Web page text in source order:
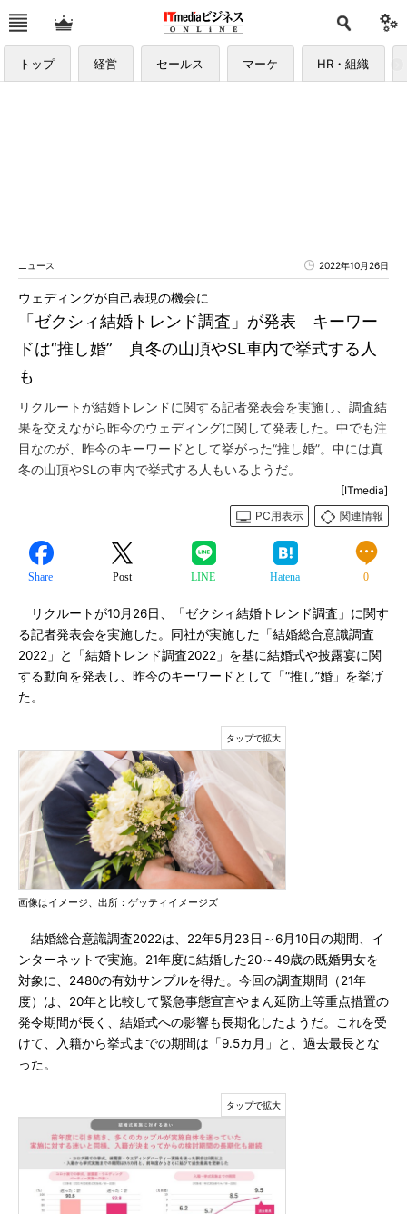
トップ 経営 セールス マーケ HR・組織
ニュース 2022年10月26日
「ゼクシィ結婚トレンド調査」が発表 キーワー
ドは“推し婚” 真冬の山頂やSL車内で挙式する人
も
ウェディングが自己表現の機会に
リクルートが結婚トレンドに関する記者発表会を実施し、調査結
果を交えながら昨今のウェディングに関して発表した。中でも注
目なのが、昨今のキーワードとして挙がった“推し婚”。中には真
冬の山頂やSLの車内で挙式する人もいるようだ。
[ITmedia]
PC用表示
関連情報
Share Post LINE Hatena 0
リクルートが10月26日、「ゼクシィ結婚トレンド調査」に関す
る記者発表会を実施した。同社が実施した「結婚総合意識調査
2022」と「結婚トレンド調査2022」を基に結婚式や披露宴に関
する動向を発表し、昨今のキーワードとして「“推し”婚」を挙げ
た。
画像はイメージ、出所：ゲッティイメージズ
結婚総合意識調査2022は、22年5月23日～6月10日の期間、イ
ンターネットで実施。21年度に結婚した20～49歳の既婚男女を
対象に、2480の有効サンプルを得た。今回の調査期間（21年
度）は、20年と比較して緊急事態宣言やまん延防止等重点措置の
発令期間が長く、結婚式への影響も長期化したようだ。これを受
けて、入籍から挙式までの期間は「9.5カ月」と、過去最長とな
った。